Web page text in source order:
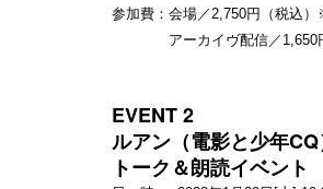
参加費：会場／2,750円（税込
アーカイヴ配信／1,650
EVENT 2
ルアン（電影と少年
トーク＆朗読イベント